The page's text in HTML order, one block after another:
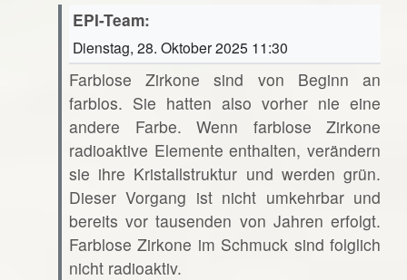
EPI-Team:
Dienstag, 28. Oktober 2025 11:30
Farblose Zirkone sind von Beginn an
farblos. Sie hatten also vorher nie eine
andere Farbe. Wenn farblose Zirkone
radioaktive Elemente enthalten, verändern
sie ihre Kristallstruktur und werden grün.
Dieser Vorgang ist nicht umkehrbar und
bereits vor tausenden von Jahren erfolgt.
Farblose Zirkone im Schmuck sind folglich
nicht radioaktiv.